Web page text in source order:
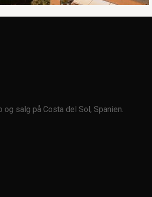
salg på Costa del Sol, Spanien.